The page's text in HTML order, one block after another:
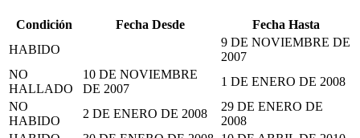
Condición Fecha Desde
Fecha Hasta
HABIDO
9 DE NOVIEMBRE DE
2007
NO
HALLADO
10 DE NOVIEMBRE
DE 2007
1 DE ENERO DE 2008
NO
HABIDO
2 DE ENERO DE 2008
29 DE ENERO DE
2008